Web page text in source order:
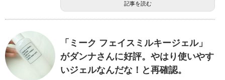
記事を読む
「ミーク フェイスミルキージェル」
がダンナさんに好評。やはり使いやす
いジェルなんだな！と再確認。